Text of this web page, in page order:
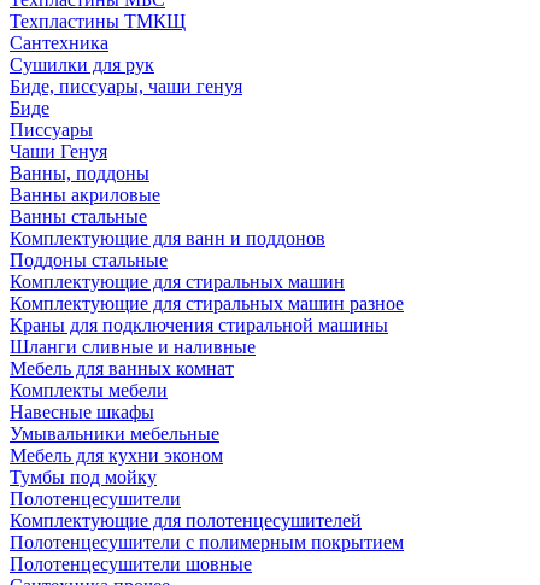
Техпластины ТМКЩ
Сантехника
Сушилки для рук
Биде, писсуары, чаши генуя
Биде
Писсуары
Чаши Генуя
Ванны, поддоны
Ванны акриловые
Ванны стальные
Комплектующие для ванн и поддонов
Поддоны стальные
Комплектующие для стиральных машин
Комплектующие для стиральных машин разное
Краны для подключения стиральной машины
Шланги сливные и наливные
Мебель для ванных комнат
Комплекты мебели
Навесные шкафы
Умывальники мебельные
Мебель для кухни эконом
Тумбы под мойку
Полотенцесушители
Комплектующие для полотенцесушителей
Полотенцесушители с полимерным покрытием
Полотенцесушители шовные